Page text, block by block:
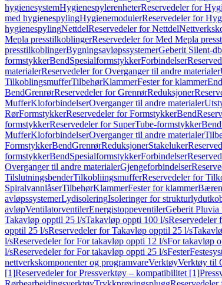
hygienesystemHygienespylerenheterReservedeler for
med hygienespylingHygienemodulerReservedeler for
hygienespylingNettdelReservedeler for Nettdel
Mepla presstilkoblingerReservedeler for Med Mepla
presstilkoblingerBygningsavløpssystemerGeberit Silent-
formstykkerBendSpesialformstykkerForbindelser
materialerReservedeler for Overganger til andre materialer
TilkoblingsmufferTilbehørKlammerFester for klammer
BendGrenrørReservedeler for GrenrørReduksjoner
MufferKloforbindelserOverganger til andre materialer
RørFormstykkerReservedeler for FormstykkerBend
formstykkerReservedeler for SuperTube-formstykkerBend
MufferKloforbindelserOverganger til andre materialer
FormstykkerBendGrenrørReduksjonerStakeluker
formstykkerBendSpesialformstykkerForbindelser
Overganger til andre materialerGjengeforbindelser
TilslutningsbenderTilkobliingsmufferReservedeler for
SpiralvannlåserTilbehørKlammerFester for klammer
avløpssystemerLydisoleringIsoleringer for
avløpVentilatorventilerEnergistoppeventilerGeberit Pluvia
Takavløp opptil 25 l/sTakavløp oppti 100 l/sReservedeler
opptil 25 l/sReservedeler for Takavløp opptil 25 l/s
l/sReservedeler for For takavløp oppti 12 l/sFor takavløp
l/sReservedeler for For takavløp oppti 25 l/sFester
nettverkskomponenter og programvareVerktøyVerktøy til
[1]Reservedeler for Pressverktøy – kompatibilitet [1]